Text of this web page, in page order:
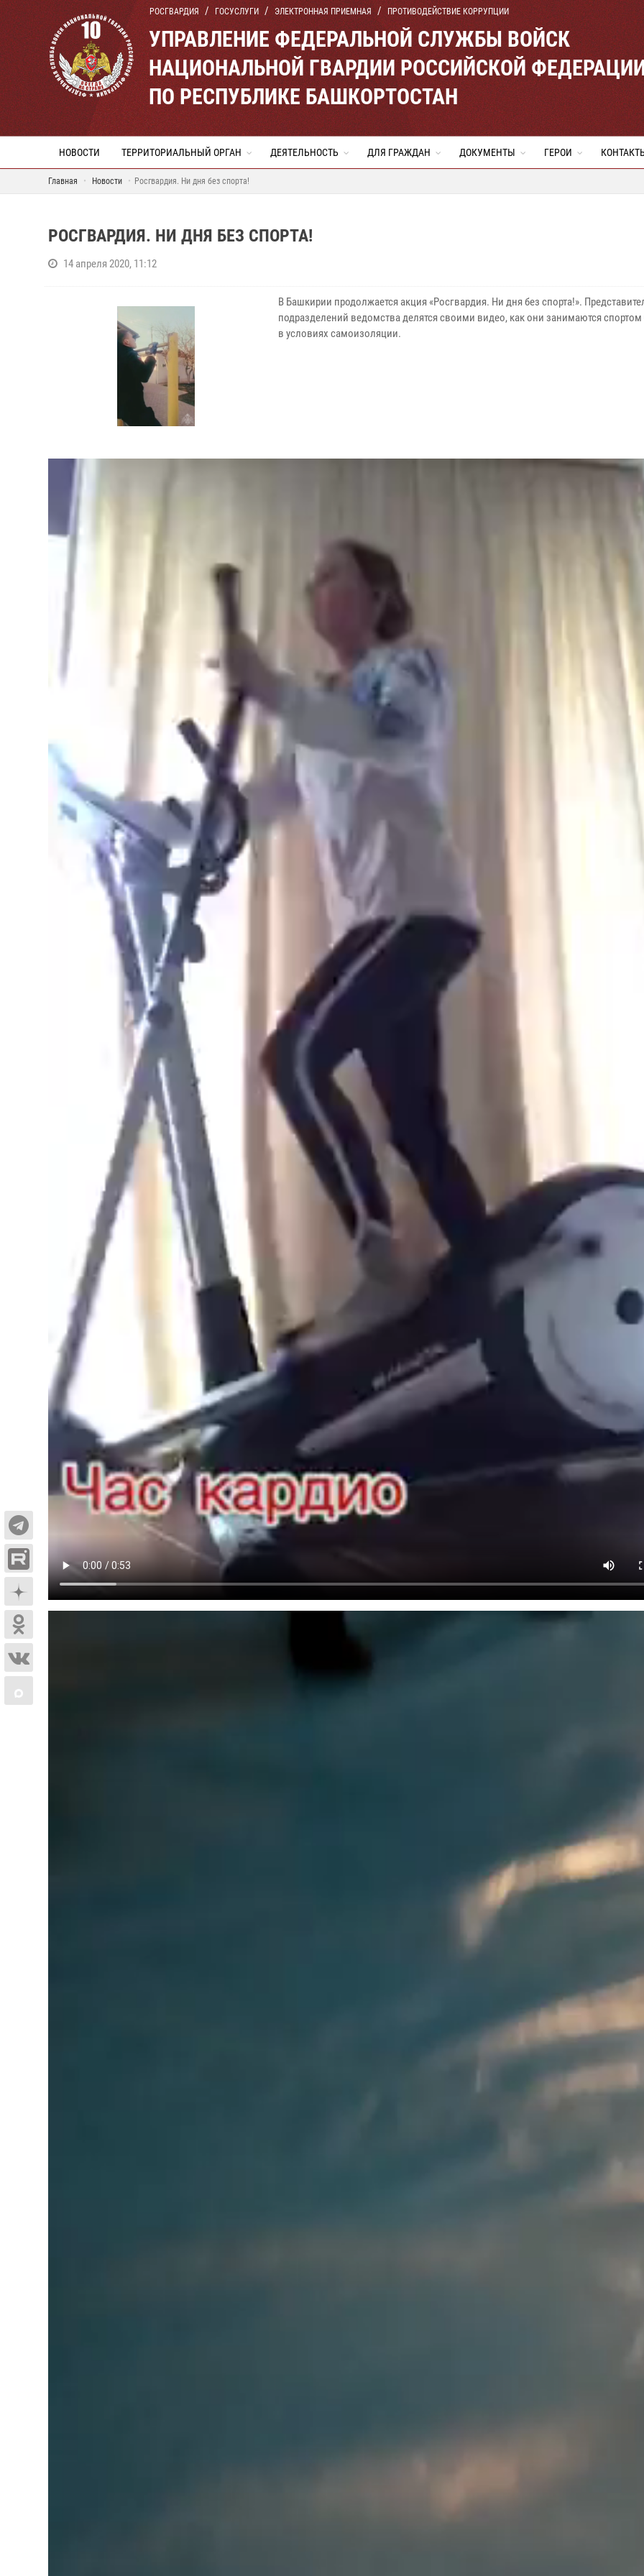
РОСГВАРДИЯ ГОСУСЛУГИ ЭЛЕКТРОННАЯ ПРИЕМНАЯ ПРОТИВОДЕЙСТВИЕ КОРРУПЦИИ
УПРАВЛЕНИЕ ФЕДЕРАЛЬНОЙ СЛУЖБЫ ВОЙСК
НАЦИОНАЛЬНОЙ ГВАРДИИ РОССИЙСКОЙ
ПО РЕСПУБЛИКЕ БАШКОРТОСТАН
НОВОСТИ ТЕРРИТОРИАЛЬНЫЙ ОРГАН ДЕЯТЕЛЬНОСТЬ ДЛЯ ГРАЖДАН ДОКУМЕНТЫ ГЕРОИ
Главная Новости Росгвардия. Ни дня без спорта!
РОСГВАРДИЯ. НИ ДНЯ БЕЗ СПОРТА!
14 апреля 2020, 11:12
В Башкирии продолжается акция «Росгвардия. Ни дня без спорта!».
подразделений ведомства делятся своими видео, как они занимаются
в условиях самоизоляции.